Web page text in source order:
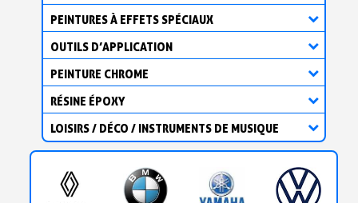
PEINTURES À EFFETS SPÉCIAUX
OUTILS D’APPLICATION
PEINTURE CHROME
RÉSINE ÉPOXY
LOISIRS / DÉCO / INSTRUMENTS DE MUSIQUE